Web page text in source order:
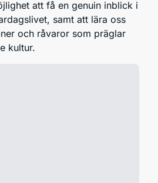
att få en genuin inblick i
samt att lära oss
och råvaror som präglar
kultur.